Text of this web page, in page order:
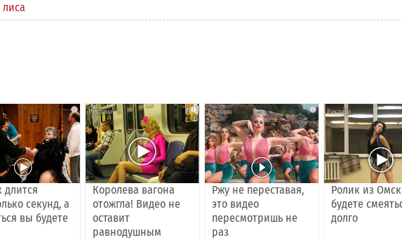
лиса
i
длится
секунд, а
вы будете
i
Королева вагона
отожгла! Видео не
оставит
равнодушным
i
Ржу не переставая,
это видео
пересмотришь не
раз
Ролик из
будете
долго